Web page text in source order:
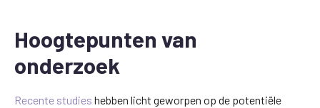
Hoogtepunten van
onderzoek
Recente studies hebben licht geworpen op de potentiële